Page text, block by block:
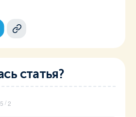
статья?
5 / 2